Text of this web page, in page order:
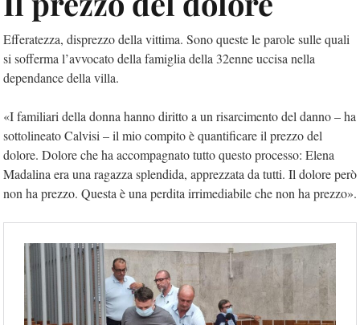
Efferatezza, disprezzo della vittima. Sono queste le parole sulle quali
si sofferma l’avvocato della famiglia della 32enne uccisa nella
dependance della villa.
«I familiari della donna hanno diritto a un risarcimento del danno – ha
sottolineato Calvisi – il mio compito è quantificare il prezzo del
dolore. Dolore che ha accompagnato tutto questo processo: Elena
Madalina era una ragazza splendida, apprezzata da tutti. Il dolore però
non ha prezzo. Questa è una perdita irrimediabile che non ha prezzo».